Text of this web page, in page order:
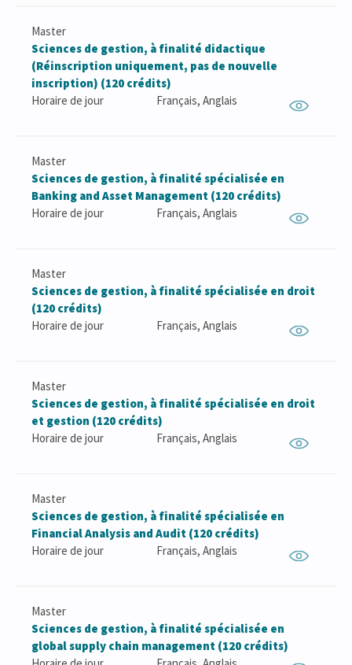
Master
Sciences de gestion, à finalité didactique
(Réinscription uniquement, pas de nouvelle
inscription) (120 crédits)
Horaire de jour
Français, Anglais
Master
Sciences de gestion, à finalité spécialisée en
Banking and Asset Management (120 crédits)
Horaire de jour
Français, Anglais
Master
Sciences de gestion, à finalité spécialisée en droit
(120 crédits)
Horaire de jour
Français, Anglais
Master
Sciences de gestion, à finalité spécialisée en droit
et gestion (120 crédits)
Horaire de jour
Français, Anglais
Master
Sciences de gestion, à finalité spécialisée en
Financial Analysis and Audit (120 crédits)
Horaire de jour
Français, Anglais
Master
Sciences de gestion, à finalité spécialisée en
global supply chain management (120 crédits)